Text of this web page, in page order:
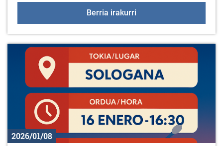
Berria irakurri
2026/01/08